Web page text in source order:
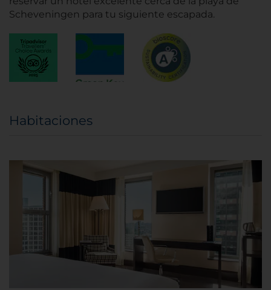
Scheveningen para tu siguiente escapada.
Habitaciones